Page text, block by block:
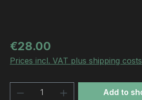
Regular price:
€28.00
Prices incl. VAT plus shipping costs
Product Quantity:Add to